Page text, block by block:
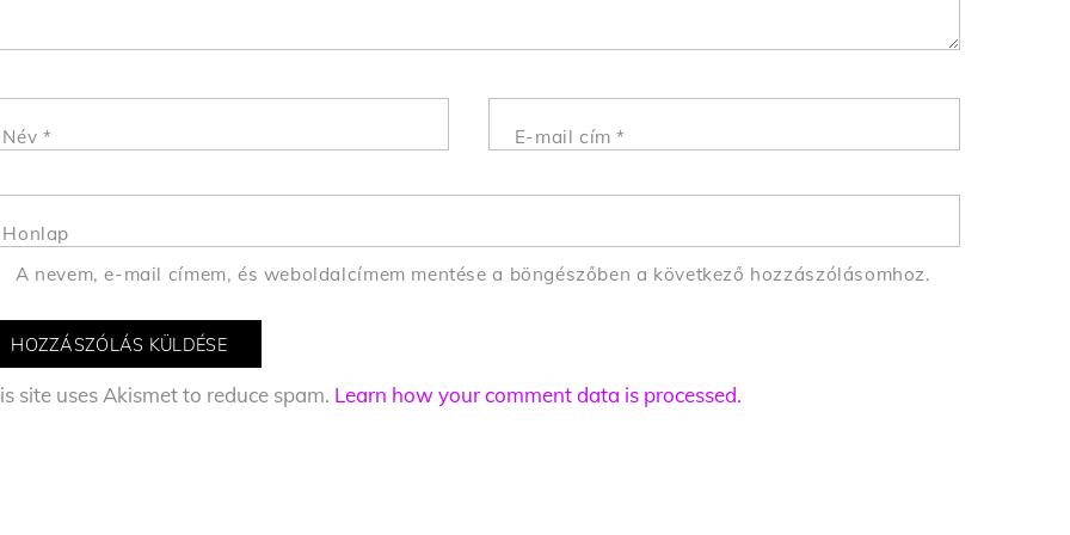
Név * E-mail cím*
Honlap
A nevem, e-mail címem, és weboldalcímem mentése a böngészőben a következő hozzászólásomhoz.
site uses Akismet to reduce spam. Learn how your comment data is processed.